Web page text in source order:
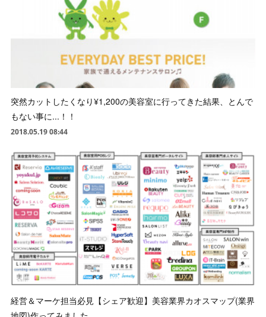
突然カットしたくなり¥1,200の美容室に行ってきた結果、とんで
もない事に...！！
2018.05.19 08:44
経営＆マーケ担当必見【シェア歓迎】美容業界カオスマップ(業界